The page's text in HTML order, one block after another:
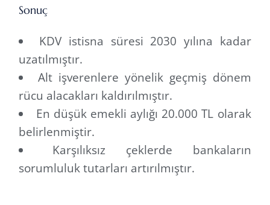
Sonuç
KDV istisna süresi 2030 yılına kadar
uzatılmıştır.
Alt işverenlere yönelik geçmiş dönem
rücu alacakları kaldırılmıştır.
En düşük emekli aylığı 20.000 TL olarak
belirlenmiştir.
Karşılıksız çeklerde bankaların
sorumluluk tutarları artırılmıştır.